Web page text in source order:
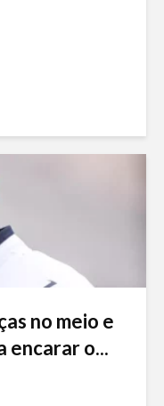
no meio e
encarar o...